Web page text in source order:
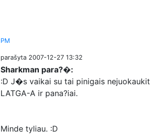
PM
parašyta 2007-12-27 13:32
Sharkman para?�:
:D J�s vaikai su tai pinigais
LATGA-A ir pana?iai.
Minde tyliau. :D